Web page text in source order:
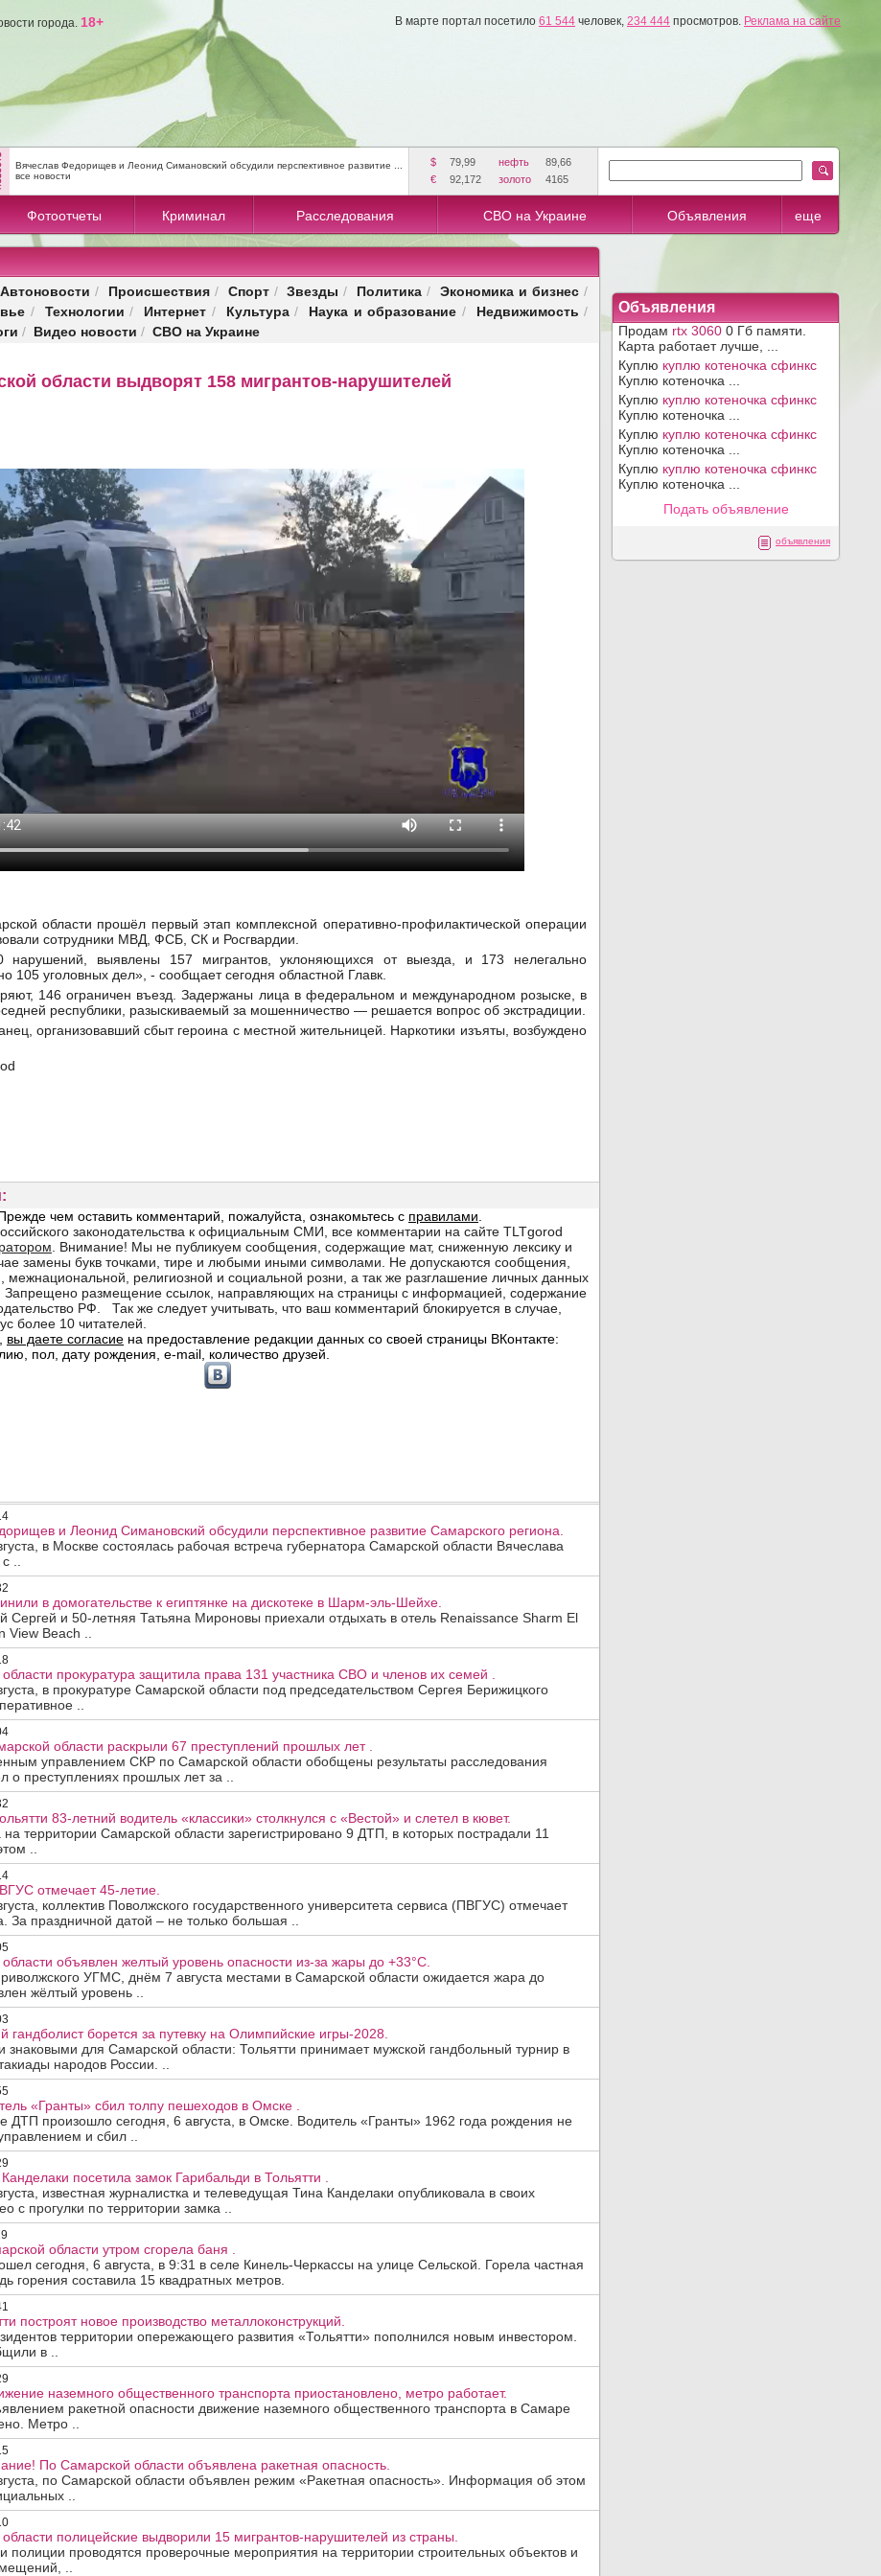
города. 18+ В марте портал посетило 61 544 человек, 234 444 просмотров. Реклама на сайте
Вячеслав Федорищев и Леонид Симановский обсудили перспективное развитие ...
все новости
$ 79,99 нефть
89,66
€
92,172 золото 4165
Фотоотчеты Криминал Расследования СВО на Украине Объявления еще
Автоновости / Происшествия/ Спорт/ Звезды / Политика / Экономика и бизнес /
/ Технологии / Интернет / Культура/ Наука и образование / Недвижимость /
/ Видео новости / СВО на Украине
области выдворят 158 мигрантов-нарушителей
области прошёл первый этап комплексной оперативно-профилактической операции
сотрудники МВД, ФСБ, СК и Росгвардии.
нарушений, выявлены 157 мигрантов, уклоняющихся от выезда, и 173 нелегально
105 уголовных дел», - сообщает сегодня областной Главк.
146 ограничен въезд. Задержаны лица в федеральном и международном розыске, в
республики, разыскиваемый за мошенничество — решается вопрос об экстрадиции.
организовавший сбыт героина с местной жительницей. Наркотики изъяты, возбуждено
и Леонид Симановский обсудили перспективное развитие Самарского региона.
в Москве состоялась рабочая встреча губернатора Самарской области Вячеслава
..
в домогательстве к египтянке на дискотеке в Шарм-эль-Шейхе.
Сергей и 50-летняя Татьяна Мироновы приехали отдыхать в отель Renaissance Sharm El
View Beach ..
прокуратура защитила права 131 участника СВО и членов их семей .
в прокуратуре Самарской области под председательством Сергея Берижицкого
..
области раскрыли 67 преступлений прошлых лет .
управлением СКР по Самарской области обобщены результаты расследования
о преступлениях прошлых лет за ..
83-летний водитель «классики» столкнулся с «Вестой» и слетел в кювет.
на территории Самарской области зарегистрировано 9 ДТП, в которых пострадали 11
..
отмечает 45-летие.
коллектив Поволжского государственного университета сервиса (ПВГУС) отмечает
За праздничной датой – не только большая ..
объявлен желтый уровень опасности из-за жары до +33°C.
УГМС, днём 7 августа местами в Самарской области ожидается жара до
жёлтый уровень ..
гандболист борется за путевку на Олимпийские игры-2028.
знаковыми для Самарской области: Тольятти принимает мужской гандбольный турнир в
народов России. ..
«Гранты» сбил толпу пешеходов в Омске .
ДТП произошло сегодня, 6 августа, в Омске. Водитель «Гранты» 1962 года рождения не
и сбил ..
посетила замок Гарибальди в Тольятти .
известная журналистка и телеведущая Тина Канделаки опубликовала в своих
с прогулки по территории замка ..
области утром сгорела баня .
сегодня, 6 августа, в 9:31 в селе Кинель-Черкассы на улице Сельской. Горела частная
горения составила 15 квадратных метров.
построят новое производство металлоконструкций.
территории опережающего развития «Тольятти» пополнился новым инвестором.
в ..
наземного общественного транспорта приостановлено, метро работает.
ракетной опасности движение наземного общественного транспорта в Самаре
Метро ..
По Самарской области объявлена ракетная опасность.
по Самарской области объявлен режим «Ракетная опасность». Информация об этом
..
полицейские выдворили 15 мигрантов-нарушителей из страны.
полиции проводятся проверочные мероприятия на территории строительных объектов и
..
Объявления
Продам rtx 3060 0 Гб памяти.
Карта работает лучше, ...
Куплю куплю котеночка сфинкс
Куплю котеночка ...
Куплю куплю котеночка сфинкс
Куплю котеночка ...
Куплю куплю котеночка сфинкс
Куплю котеночка ...
Куплю куплю котеночка сфинкс
Куплю котеночка ...
Подать объявление
объявления